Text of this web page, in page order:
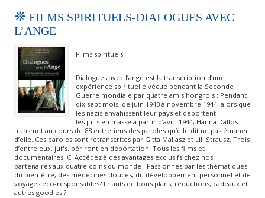
FILMS SPIRITUELS-DIALOGUES AVEC
L’ANGE
Films spirituels
Dialogues avec l’ange est la transcription d’une
expérience spirituelle vécue pendant la Seconde
Guerre mondiale par quatre amis hongrois : Pendant
dix sept mois, de juin 1943 à novembre 1944, alors que
les nazis envahissent leur pays et déportent
les juifs en masse à partir d’avril 1944, Hanna Dallos
transmet au cours de 88 entretiens des paroles qu’elle dit ne pas émaner
d’elle. Ces paroles sont retranscrites par Gitta Mallasz et Lili Strausz. Trois
d’entre eux, juifs, périront en déportation. Tous les films et
documentaires ICI Accédez à des avantages exclusifs chez nos
partenaires aux quatre coins du monde ! Passionnés par les thématiques
du bien-être, des médecines douces, du développement personnel et de
voyages éco-responsables? Friants de bons plans, réductions, cadeaux et
autres goodies ?